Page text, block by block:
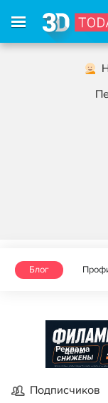
Блог
Реклама
Подписчиков